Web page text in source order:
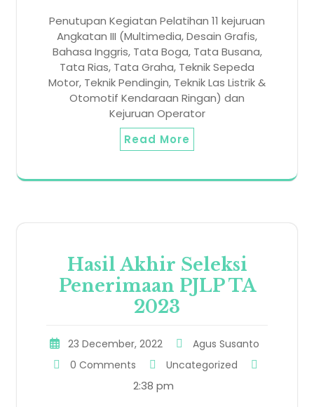
Penutupan Kegiatan Pelatihan 11 kejuruan
Angkatan III (Multimedia, Desain Grafis,
Bahasa Inggris, Tata Boga, Tata Busana,
Tata Rias, Tata Graha, Teknik Sepeda
Motor, Teknik Pendingin, Teknik Las Listrik &
Otomotif Kendaraan Ringan) dan
Kejuruan Operator
Read More
Hasil Akhir Seleksi
Penerimaan PJLP TA
2023
23 December, 2022
Agus Susanto
0 Comments
Uncategorized
2:38 pm